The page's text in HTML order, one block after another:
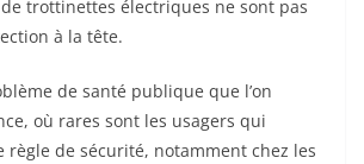
trottinettes électriques ne sont pas
à la tête.
de santé publique que l’on
où rares sont les usagers qui
de sécurité, notamment chez les